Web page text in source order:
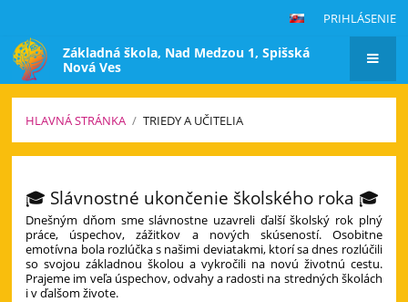
PRIHLÁSENIE
Základná škola, Nad Medzou 1, Spišská
Nová Ves
HLAVNÁ STRÁNKA / TRIEDY A UČITELIA
učitelia
🎓 Slávnostné ukončenie školského roka 🎓
Dnešným dňom sme slávnostne uzavreli ďalší školský rok plný
práce, úspechov, zážitkov a nových skúseností. Osobitne
emotívna bola rozlúčka s našimi deviatakmi, ktorí sa dnes rozlúčili
so svojou základnou školou a vykročili na novú životnú cestu.
Prajeme im veľa úspechov, odvahy a radosti na stredných školách
i v ďalšom živote.